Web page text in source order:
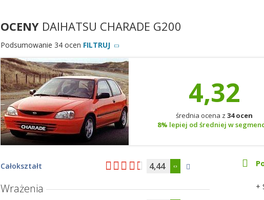
OCENY DAIHATSU CHARADE G200
Podsumowanie 34 ocen FILTRUJ
4,32
średnia ocena z34 ocen
8% lepiej od średniej w
Całokształt 4,44
Wrażenia +